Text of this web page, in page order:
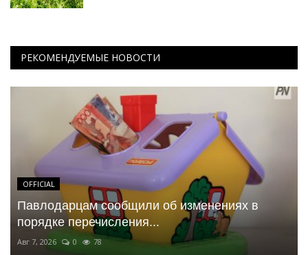
РЕКОМЕНДУЕМЫЕ НОВОСТИ
OFFICIAL
Павлодарцам сообщили об изменениях в
порядке перечисления...
Авг 7, 2026 0 78